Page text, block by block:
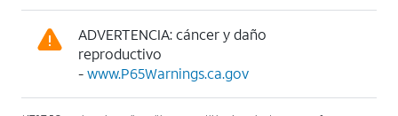
ADVERTENCIA: cáncer y daño
reproductivo
-www.P65Warnings.ca.gov